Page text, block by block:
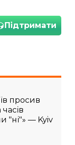
Підтримати
просив
"ні"» — Kyiv